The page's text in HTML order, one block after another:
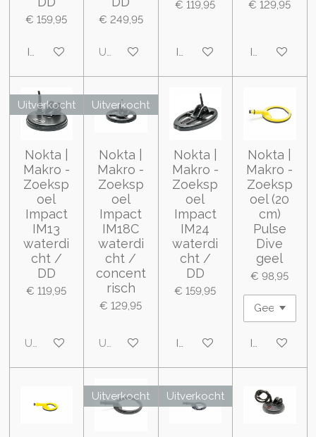
€ 159,95
In winkelwagen
€ 249,95
Uitverkocht
€ 119,95
In winkelwagen
€ 129,95
In
Uitverkocht
Nokta |
Makro -
Zoeksp
oel
Impact
IM13
waterdi
cht /
DD
€ 119,95
Uitverkocht
Uitverkocht
Nokta |
Makro -
Zoeksp
oel
Impact
IM18C
waterdi
cht /
concent
risch
€ 129,95
Uitverkocht
Nokta |
Makro -
Zoeksp
oel
Impact
IM24
waterdi
cht /
DD
€ 159,95
In winkelwagen
Nokta |
Makro -
Zoeksp
oel (20
cm)
Pulse
Dive
geel
€ 98,95
In
Uitverkocht Uitverkocht